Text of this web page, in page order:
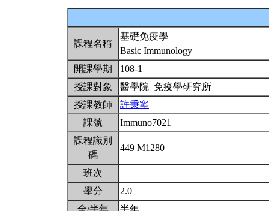
課程名稱
基礎免疫學
Basic Immunology
開課學期
108-1
授課對象
醫學院 免疫學研究所
授課教師
許秉寧
課號
Immuno7021
課程識別
碼
449 M1280
班次
學分
2.0
全/半年
半年